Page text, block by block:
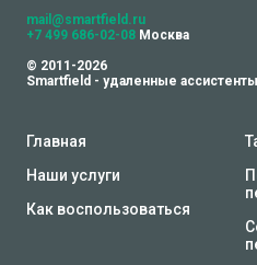
mail@smartfield.ru
+7 499 686-02-08 Москва
© 2011-2026
Smartfield - удаленные ассистенты
Главная
Наши услуги
Как воспользоваться